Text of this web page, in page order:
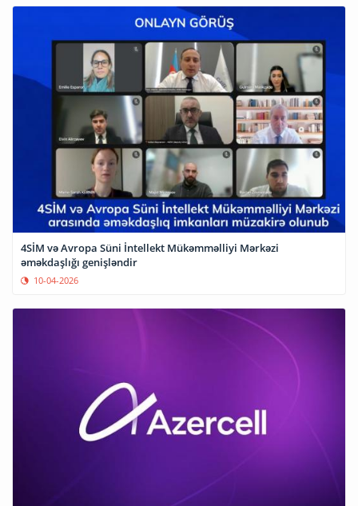
4SİM və Avropa Süni İntellekt Mükəmməlliyi Mərkəzi
əməkdaşlığı genişləndir
10-04-2026